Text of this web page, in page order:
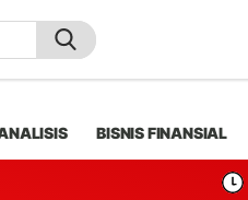
BISNIS FINANSIAL